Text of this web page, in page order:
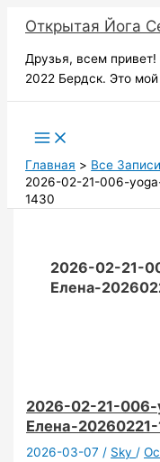
содержимому
Открытая Йога
Друзья, всем
2022 Бердск. Это мой
Главная
Все
2026-02-21-006-
1430
2026-02-21-
Елена-
2026-02-21-
Елена-
2026-03-07 / Sky /